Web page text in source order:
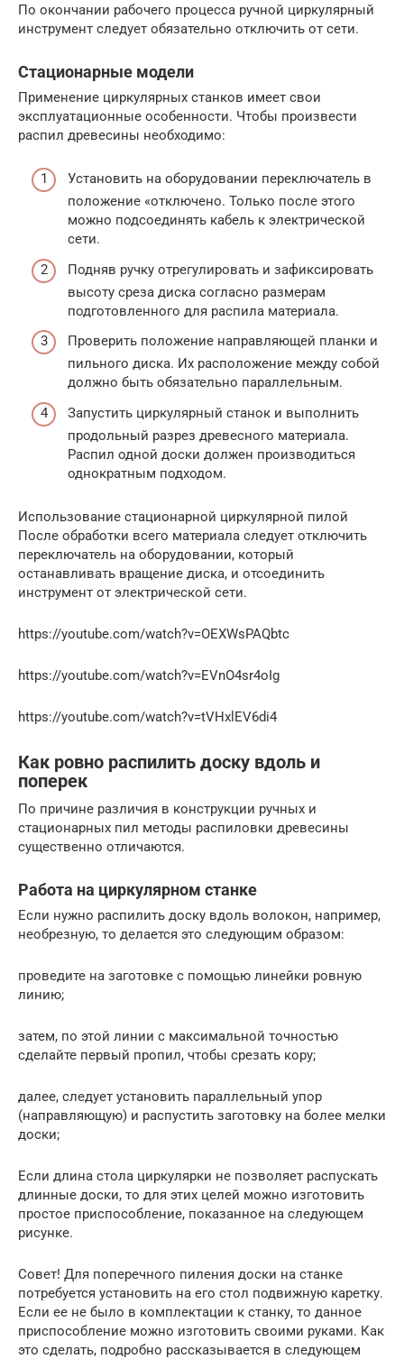
По окончании рабочего процесса ручной циркулярный
инструмент следует обязательно отключить от сети.
Стационарные модели
Применение циркулярных станков имеет свои
эксплуатационные особенности. Чтобы произвести
распил древесины необходимо:
Установить на оборудовании переключатель в
положение «отключено. Только после этого
можно подсоединять кабель к электрической
сети.
Подняв ручку отрегулировать и зафиксировать
высоту среза диска согласно размерам
подготовленного для распила материала.
Проверить положение направляющей планки и
пильного диска. Их расположение между собой
должно быть обязательно параллельным.
Запустить циркулярный станок и выполнить
продольный разрез древесного материала.
Распил одной доски должен производиться
однократным подходом.
Использование стационарной циркулярной пилой
После обработки всего материала следует отключить
переключатель на оборудовании, который
останавливать вращение диска, и отсоединить
инструмент от электрической сети.
https://youtube.com/watch?v=OEXWsPAQbtc
https://youtube.com/watch?v=EVnO4sr4oIg
https://youtube.com/watch?v=tVHxlEV6di4
Как ровно распилить доску вдоль и
поперек
По причине различия в конструкции ручных и
стационарных пил методы распиловки древесины
существенно отличаются.
Работа на циркулярном станке
Если нужно распилить доску вдоль волокон, например,
необрезную, то делается это следующим образом:
проведите на заготовке с помощью линейки ровную
линию;
затем, по этой линии с максимальной точностью
сделайте первый пропил, чтобы срезать кору;
далее, следует установить параллельный упор
(направляющую) и распустить заготовку на более мелки
доски;
Если длина стола циркулярки не позволяет распускать
длинные доски, то для этих целей можно изготовить
простое приспособление, показанное на следующем
рисунке.
Совет! Для поперечного пиления доски на станке
потребуется установить на его стол подвижную каретку.
Если ее не было в комплектации к станку, то данное
приспособление можно изготовить своими руками. Как
это сделать, подробно рассказывается в следующем